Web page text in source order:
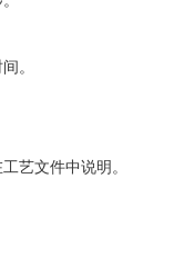
。
艺文件中说明。